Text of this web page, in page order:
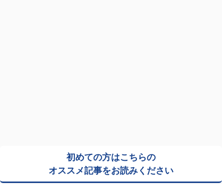
初めての方はこちらの
オススメ記事をお読みください